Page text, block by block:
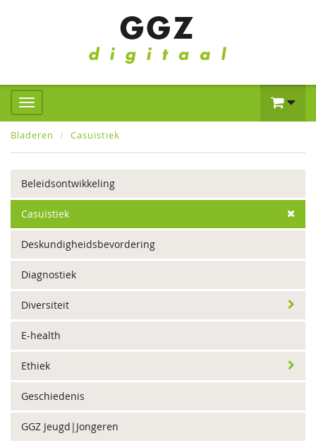
Bladeren Casuïstiek
Beleidsontwikkeling
Casuïstiek
Deskundigheidsbevordering
Diagnostiek
Diversiteit
E-health
Ethiek
Geschiedenis
GGZ Jeugd|Jongeren